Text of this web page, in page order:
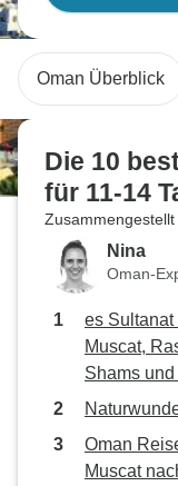
Oman Überblick
Die 10
für 11-14
Zusammengestellt
Nina
Oman-
es Sultanat
Muscat,
Shams
Oman
Muscat